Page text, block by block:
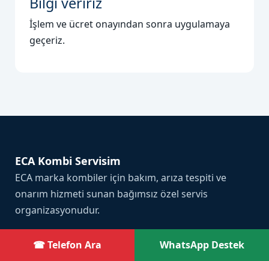
İşlem ve ücret onayından sonra uygulamaya
geçeriz.
ECA Kombi Servisim
ECA marka kombiler için bakım, arıza tespiti ve
onarım hizmeti sunan bağımsız özel servis
organizasyonudur.
☎ Telefon Ara WhatsApp Destek